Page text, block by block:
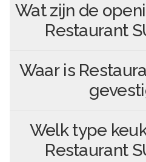
Wat zijn de
Restaurant
Waar is
Welk type
Restaurant